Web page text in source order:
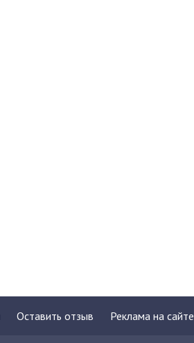
Оставить отзыв Реклама на сайте